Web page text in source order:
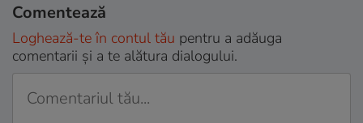
Comentează
Loghează-te în contul tău pentru a adăuga
comentarii și a te alătura dialogului.